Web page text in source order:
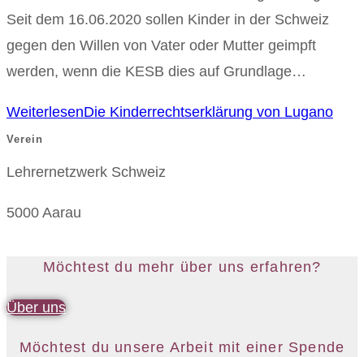
Seit dem 16.06.2020 sollen Kinder in der Schweiz
gegen den Willen von Vater oder Mutter geimpft
werden, wenn die KESB dies auf Grundlage…
WeiterlesenDie Kinderrechtserklärung von Lugano
Verein
Lehrernetzwerk Schweiz
5000 Aarau
Möchtest du mehr über uns erfahren?
Über uns
Möchtest du unsere Arbeit mit einer Spende